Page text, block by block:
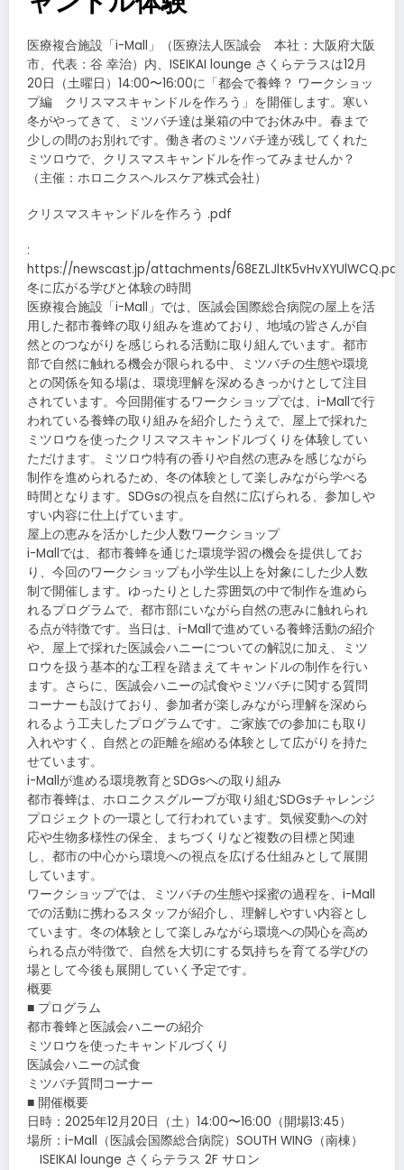
医療複合施設「i-Mall」（医療法人医誠会 本社：大阪府大阪
市、代表：谷 幸治）内、ISEIKAI lounge さくらテラスは12月
20日（土曜日）14:00〜16:00に「都会で養蜂？ ワークショッ
プ編 クリスマスキャンドルを作ろう」を開催します。寒い
冬がやってきて、ミツバチ達は巣箱の中でお休み中。春まで
少しの間のお別れです。働き者のミツバチ達が残してくれた
ミツロウで、クリスマスキャンドルを作ってみませんか？
（主催：ホロニクスヘルスケア株式会社）
クリスマスキャンドルを作ろう .pdf
:
https://newscast.jp/attachments/68EZLJltK5vHvXYUlWCQ.pdf
冬に広がる学びと体験の時間
医療複合施設「i-Mall」では、医誠会国際総合病院の屋上を活
用した都市養蜂の取り組みを進めており、地域の皆さんが自
然とのつながりを感じられる活動に取り組んでいます。都市
部で自然に触れる機会が限られる中、ミツバチの生態や環境
との関係を知る場は、環境理解を深めるきっかけとして注目
されています。今回開催するワークショップでは、i-Mallで行
われている養蜂の取り組みを紹介したうえで、屋上で採れた
ミツロウを使ったクリスマスキャンドルづくりを体験してい
ただけます。ミツロウ特有の香りや自然の恵みを感じながら
制作を進められるため、冬の体験として楽しみながら学べる
時間となります。SDGsの視点を自然に広げられる、参加しや
すい内容に仕上げています。
屋上の恵みを活かした少人数ワークショップ
i-Mallでは、都市養蜂を通じた環境学習の機会を提供してお
り、今回のワークショップも小学生以上を対象にした少人数
制で開催します。ゆったりとした雰囲気の中で制作を進めら
れるプログラムで、都市部にいながら自然の恵みに触れられ
る点が特徴です。当日は、i-Mallで進めている養蜂活動の紹介
や、屋上で採れた医誠会ハニーについての解説に加え、ミツ
ロウを扱う基本的な工程を踏まえてキャンドルの制作を行い
ます。さらに、医誠会ハニーの試食やミツバチに関する質問
コーナーも設けており、参加者が楽しみながら理解を深めら
れるよう工夫したプログラムです。ご家族での参加にも取り
入れやすく、自然との距離を縮める体験として広がりを持た
せています。
i-Mallが進める環境教育とSDGsへの取り組み
都市養蜂は、ホロニクスグループが取り組むSDGsチャレンジ
プロジェクトの一環として行われています。気候変動への対
応や生物多様性の保全、まちづくりなど複数の目標と関連
し、都市の中心から環境への視点を広げる仕組みとして展開
しています。
ワークショップでは、ミツバチの生態や採蜜の過程を、i-Mall
での活動に携わるスタッフが紹介し、理解しやすい内容とし
ています。冬の体験として楽しみながら環境への関心を高め
られる点が特徴で、自然を大切にする気持ちを育てる学びの
場として今後も展開していく予定です。
概要
■ プログラム
都市養蜂と医誠会ハニーの紹介
ミツロウを使ったキャンドルづくり
医誠会ハニーの試食
ミツバチ質問コーナー
■ 開催概要
日時：2025年12月20日（土）14:00〜16:00（開場13:45）
場所：i-Mall（医誠会国際総合病院）SOUTH WING（南棟）
ISEIKAI lounge さくらテラス 2F サロン